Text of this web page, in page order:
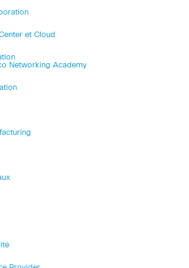
et Cloud
Networking Academy